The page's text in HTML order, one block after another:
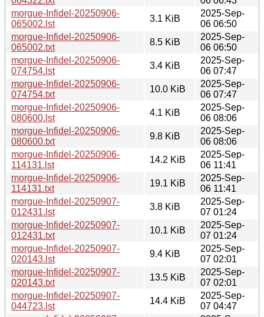
morgue-Infidel-20250906-
065002.lst
3.1 KiB
2025-Sep-
06 06:50
morgue-Infidel-20250906-
065002.txt
8.5 KiB
2025-Sep-
06 06:50
morgue-Infidel-20250906-
074754.lst
3.4 KiB
2025-Sep-
06 07:47
morgue-Infidel-20250906-
074754.txt
10.0 KiB
2025-Sep-
06 07:47
morgue-Infidel-20250906-
080600.lst
4.1 KiB
2025-Sep-
06 08:06
morgue-Infidel-20250906-
080600.txt
9.8 KiB
2025-Sep-
06 08:06
morgue-Infidel-20250906-
114131.lst
14.2 KiB
2025-Sep-
06 11:41
morgue-Infidel-20250906-
114131.txt
19.1 KiB
2025-Sep-
06 11:41
morgue-Infidel-20250907-
012431.lst
3.8 KiB
2025-Sep-
07 01:24
morgue-Infidel-20250907-
012431.txt
10.1 KiB
2025-Sep-
07 01:24
morgue-Infidel-20250907-
020143.lst
9.4 KiB
2025-Sep-
07 02:01
morgue-Infidel-20250907-
020143.txt
13.5 KiB
2025-Sep-
07 02:01
morgue-Infidel-20250907-
044723.lst
14.4 KiB
2025-Sep-
07 04:47